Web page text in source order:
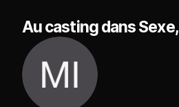
Au casting dans